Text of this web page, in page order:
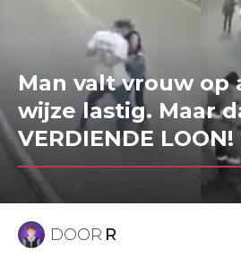
Man valt vrouw op
wijze lastig. Maar
VERDIENDE
DOOR R